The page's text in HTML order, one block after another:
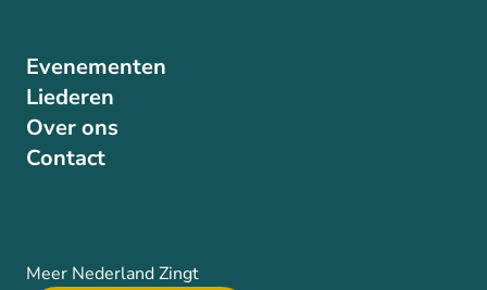
Evenementen
Liederen
Over ons
Contact
Meer Nederland Zingt